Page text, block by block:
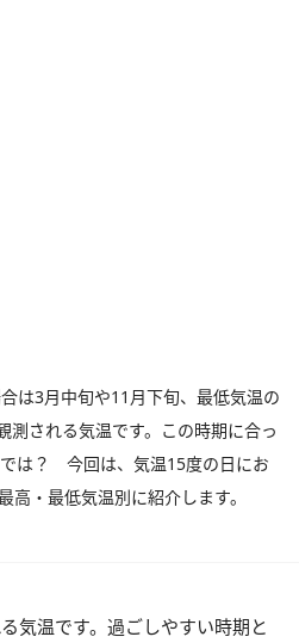
は3月中旬や11月下旬、最低気温の
測される気温です。この時期に合っ
は？ 今回は、気温15度の日にお
高・最低気温別に紹介します。
気温です。過ごしやすい時期と